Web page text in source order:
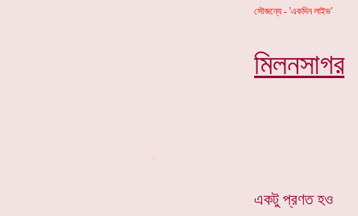
সৌজন্যে - 'একদিন লাইভ'
মিলনসাগর
একটু প্রণত হও